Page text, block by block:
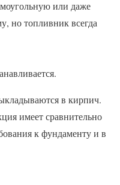
или даже
но топливник всегда
в кирпич.
имеет сравнительно
к фундаменту и в